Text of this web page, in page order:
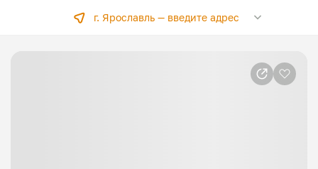
г. Ярославль —введите адрес